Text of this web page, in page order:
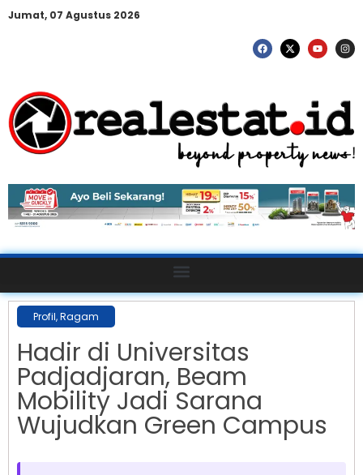
Jumat, 07 Agustus 2026
Profil,Ragam
Hadir di Universitas
Padjadjaran, Beam
Mobility Jadi Sarana
Wujudkan Green Campus